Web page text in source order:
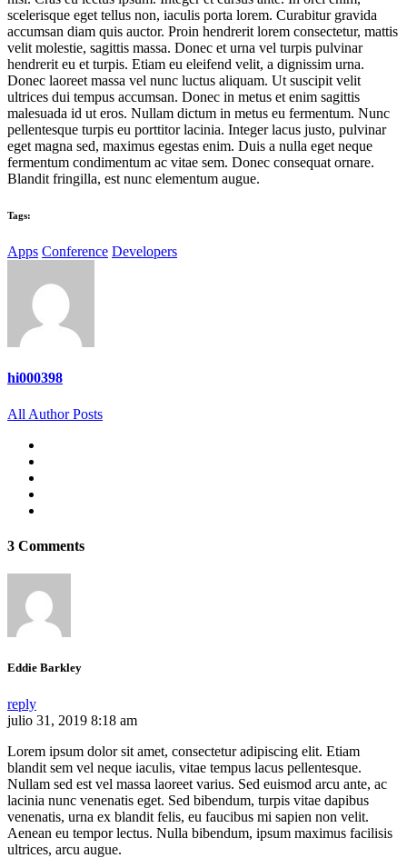
scelerisque eget tellus non, iaculis porta lorem. Curabitur gravida
accumsan diam quis auctor. Proin hendrerit lorem consectetur, mattis
velit molestie, sagittis massa. Donec et urna vel turpis pulvinar
hendrerit eu et turpis. Etiam eu eleifend velit, a dignissim urna.
Donec laoreet massa vel nunc luctus aliquam. Ut suscipit velit
ultrices dui tempus accumsan. Donec in metus et enim sagittis
malesuada id ut eros. Nullam dictum in metus eu fermentum. Nunc
pellentesque turpis eu porttitor lacinia. Integer lacus justo, pulvinar
eget magna sed, maximus egestas enim. Duis a nulla eget neque
fermentum condimentum ac vitae sem. Donec consequat ornare.
Blandit fringilla, est nunc elementum augue.
Tags:
Apps Conference Developers
hi000398
All Author Posts
3 Comments
Eddie Barkley
reply
julio 31, 2019 8:18 am
Lorem ipsum dolor sit amet, consectetur adipiscing elit. Etiam
blandit sem vel neque iaculis, vitae tempus lacus pellentesque.
Nullam sed est vel massa laoreet varius. Sed euismod arcu ante, ac
lacinia nunc venenatis eget. Sed bibendum, turpis vitae dapibus
venenatis, urna ex blandit felis, eu faucibus mi sapien non velit.
Aenean eu tempor lectus. Nulla bibendum, ipsum maximus facilisis
ultrices, arcu augue.